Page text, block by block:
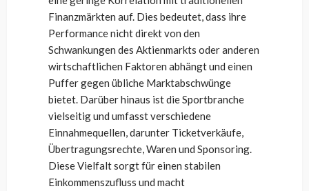
Finanzmärkten auf. Dies bedeutet, dass ihre
Performance nicht direkt von den
Schwankungen des Aktienmarkts oder anderen
wirtschaftlichen Faktoren abhängt und einen
Puffer gegen übliche Marktabschwünge
bietet. Darüber hinaus ist die Sportbranche
vielseitig und umfasst verschiedene
Einnahmequellen, darunter Ticketverkäufe,
Übertragungsrechte, Waren und Sponsoring.
Diese Vielfalt sorgt für einen stabilen
Einkommenszufluss und macht